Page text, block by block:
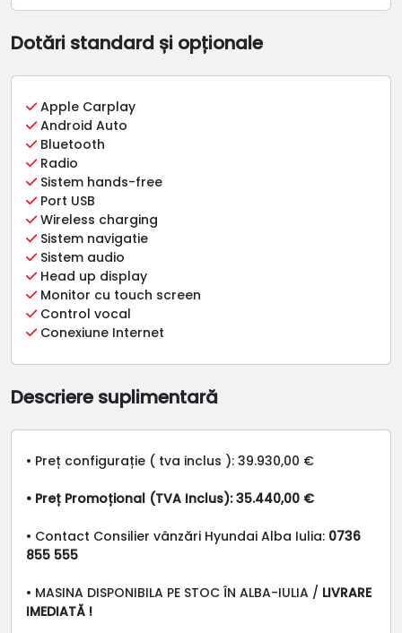
Dotări standard și opționale
Apple Carplay
Android Auto
Bluetooth
Radio
Sistem hands-free
Port USB
Wireless charging
Sistem navigatie
Sistem audio
Head up display
Monitor cu touch screen
Control vocal
Conexiune Internet
Descriere suplimentară
• Preț configurație ( tva inclus ): 39.930,00 €
• Preț Promoțional (TVA Inclus): 35.440,00 €
• Contact Consilier vânzări Hyundai Alba Iulia: 0736
855 555
• MASINA DISPONIBILA PE STOC ÎN ALBA-IULIA / LIVRARE
IMEDIATĂ !